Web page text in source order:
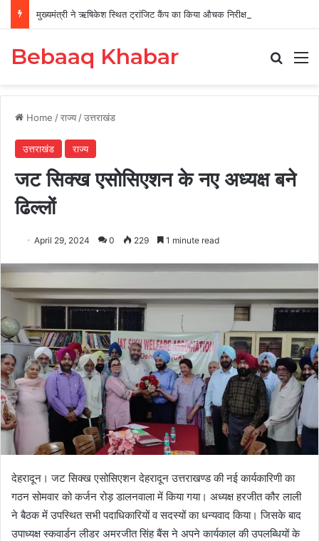
मुख्यमंत्री ने ऋषिकेश स्थित ट्रांजिट कैंप का किया औचक निरीक्षण
Bebaaq Khabar
Home /राज्य /उत्तराखंड
उत्तराखंड राज्य
जट सिक्ख एसोसिएशन के नए अध्यक्ष बने
ढिल्लों
April 29, 2024 0 229 1 minute read
देहरादून। जट सिक्ख एसोसिएशन देहरादून उत्तराखण्ड की नई कार्यकारिणी का
गठन सोमवार को कर्जन रोड़ डालनवाला में किया गया। अध्यक्ष हरजीत कौर लाली
ने बैठक में उपस्थित सभी पदाधिकारियों व सदस्यों का धन्यवाद किया। जिसके बाद
उपाध्यक्ष स्कवार्डन लीडर अमरजीत सिंह बैंस ने अपने कार्यकाल की उपलब्धियों के